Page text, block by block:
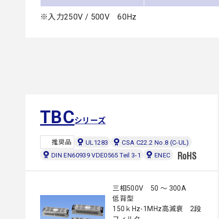
※入力250V / 500V 60Hz
TBCシリーズ
推奨品 UL1283
CSA C22.2 No.8 (C-UL)
DIN EN60939 VDE0565 Teil 3-1
ENEC
三相500V 50 ～ 300A
低背型
150ｋHz-1MHz高減衰 2段